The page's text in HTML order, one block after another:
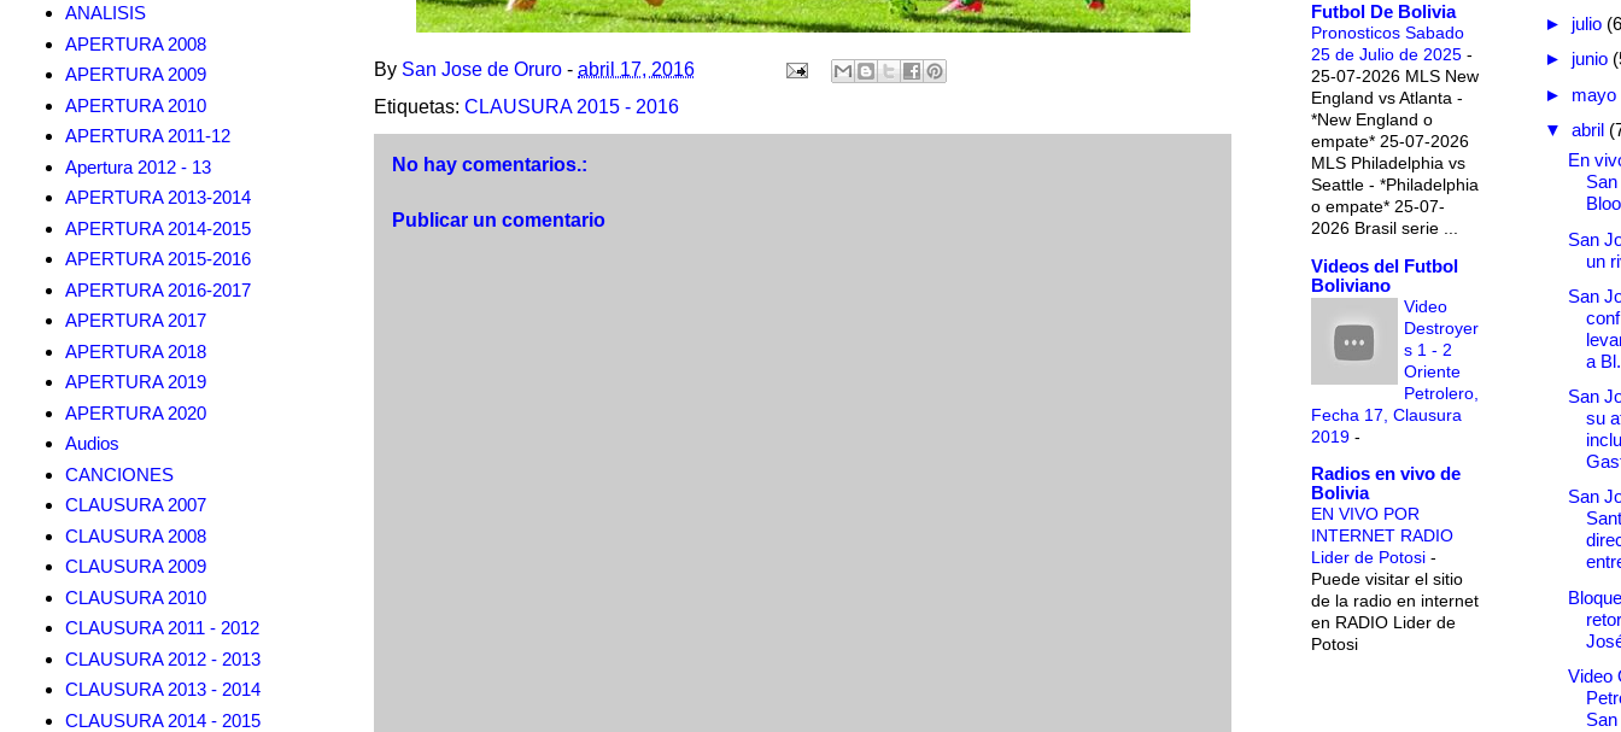
By San Jose de Oruro - abril 17, 2016
Etiquetas: CLAUSURA 2015 - 2016
No hay comentarios.:
Publicar un comentario
ANALISIS
APERTURA 2008
APERTURA 2009
APERTURA 2010
APERTURA 2011-12
Apertura 2012 - 13
APERTURA 2013-2014
APERTURA 2014-2015
APERTURA 2015-2016
APERTURA 2016-2017
APERTURA 2017
APERTURA 2018
APERTURA 2019
APERTURA 2020
Audios
CANCIONES
CLAUSURA 2007
CLAUSURA 2008
CLAUSURA 2009
CLAUSURA 2010
CLAUSURA 2011 - 2012
CLAUSURA 2012 - 2013
CLAUSURA 2013 - 2014
CLAUSURA 2014 - 2015
Futbol De Bolivia
Pronosticos Sabado
25 de Julio de 2025 -
25-07-2026 MLS New
England vs Atlanta -
*New England o
empate* 25-07-2026
MLS Philadelphia vs
Seattle - *Philadelphia
o empate* 25-07-
2026 Brasil serie ...
Videos del Futbol
Boliviano
Video
Destroyer
s 1 - 2
Oriente
Petrolero,
Fecha 17, Clausura
2019 -
Radios en vivo de
Bolivia
EN VIVO POR
INTERNET RADIO
Lider de Potosi -
Puede visitar el sitio
de la radio en internet
en RADIO Lider de
Potosi
► julio
► junio
► mayo
▼ abril
En
San
un
San
a
San
su
San
Video